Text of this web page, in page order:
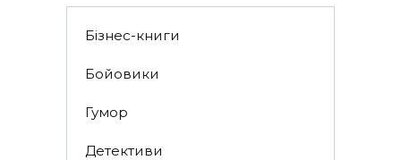
Бізнес-книги
Бойовики
Гумор
Детективи